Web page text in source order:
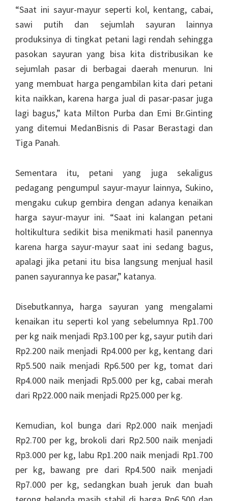
“Saat ini sayur-mayur seperti kol, kentang, cabai,
sawi putih dan sejumlah sayuran lainnya
produksinya di tingkat petani lagi rendah sehingga
pasokan sayuran yang bisa kita distribusikan ke
sejumlah pasar di berbagai daerah menurun. Ini
yang membuat harga pengambilan kita dari petani
kita naikkan, karena harga jual di pasar-pasar juga
lagi bagus,” kata Milton Purba dan Emi Br.Ginting
yang ditemui MedanBisnis di Pasar Berastagi dan
Tiga Panah.
Sementara itu, petani yang juga sekaligus
pedagang pengumpul sayur-mayur lainnya, Sukino,
mengaku cukup gembira dengan adanya kenaikan
harga sayur-mayur ini. “Saat ini kalangan petani
holtikultura sedikit bisa menikmati hasil panennya
karena harga sayur-mayur saat ini sedang bagus,
apalagi jika petani itu bisa langsung menjual hasil
panen sayurannya ke pasar,” katanya.
Disebutkannya, harga sayuran yang mengalami
kenaikan itu seperti kol yang sebelumnya Rp1.700
per kg naik menjadi Rp3.100 per kg, sayur putih dari
Rp2.200 naik menjadi Rp4.000 per kg, kentang dari
Rp5.500 naik menjadi Rp6.500 per kg, tomat dari
Rp4.000 naik menjadi Rp5.000 per kg, cabai merah
dari Rp22.000 naik menjadi Rp25.000 per kg.
Kemudian, kol bunga dari Rp2.000 naik menjadi
Rp2.700 per kg, brokoli dari Rp2.500 naik menjadi
Rp3.000 per kg, labu Rp1.200 naik menjadi Rp1.700
per kg, bawang pre dari Rp4.500 naik menjadi
Rp7.000 per kg, sedangkan buah jeruk dan buah